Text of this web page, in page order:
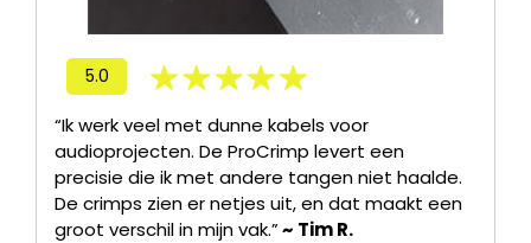
5.0
“Ik werk veel met dunne kabels voor
audioprojecten. De ProCrimp levert een
precisie die ik met andere tangen niet haalde.
De crimps zien er netjes uit, en dat maakt een
groot verschil in mijn vak.”~ Tim R.